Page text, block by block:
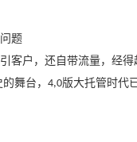
题
客户，还自带流量，经
舞台， 4,0版大托管时代